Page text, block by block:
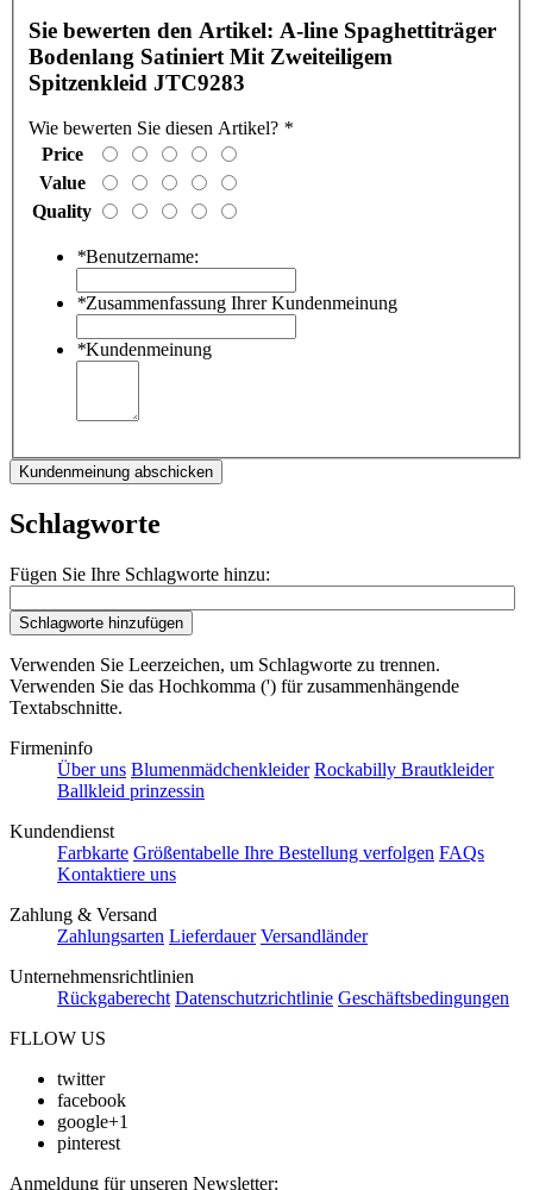
Sie bewerten den Artikel: A-line Spaghettiträger
Bodenlang Satiniert Mit Zweiteiligem
Spitzenkleid JTC9283
Wie bewerten Sie diesen Artikel? *
Price
Value
Quality
*Benutzername:
*Zusammenfassung Ihrer Kundenmeinung
*Kundenmeinung
Kundenmeinung abschicken
Schlagworte
Fügen Sie Ihre Schlagworte hinzu:
Schlagworte hinzufügen
Verwenden Sie Leerzeichen, um Schlagworte zu trennen.
Verwenden Sie das Hochkomma (') für zusammenhängende
Textabschnitte.
Firmeninfo
Über uns Blumenmädchenkleider Rockabilly Brautkleider
Ballkleid prinzessin
Kundendienst
Farbkarte Größentabelle Ihre Bestellung verfolgen FAQs
Kontaktiere uns
Zahlung & Versand
Zahlungsarten Lieferdauer Versandländer
Unternehmensrichtlinien
Rückgaberecht Datenschutzrichtlinie Geschäftsbedingungen
FLLOW US
twitter
facebook
google+1
pinterest
Anmeldung für unseren Newsletter: